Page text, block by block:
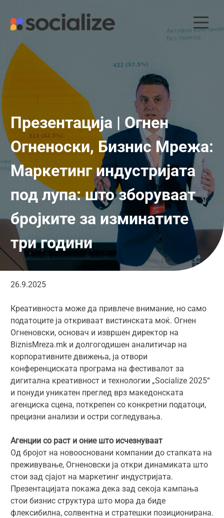
content
Презентација | Огнен
Огненоски, Бизнис Мрежа:
Маркетинг индустријата
под лупа: што зборуваат
бројките за изминатите
три години
26.9.2025
Креативноста може да привлече внимание, но само
податоците ја откриваат вистинската моќ. Огнен
Огненовски, основач и извршен директор на
BiznisMreza.mk и долгогодишен аналитичар на
корпоративните движења, ја отвори
конференциската програма на фестивалот за
дигитална креативност и технологии „Socialize 2025“
и понуди уникатен преглед врз македонската
агенциска сцена, поткрепен со конкретни податоци,
прецизни анализи и остри согледувања.
Агенции со раст и оние што исчезнуваат
Од бројот на новоосновани компании до стапката на
преживување, Огненовски ја откри динамиката што
стои зад сјајот на маркетинг индустријата.
Презентацијата покажа дека зад секоја кампања
стои бизнис структура што мора да биде
флексибилна, солвентна и стратешки позиционирана.